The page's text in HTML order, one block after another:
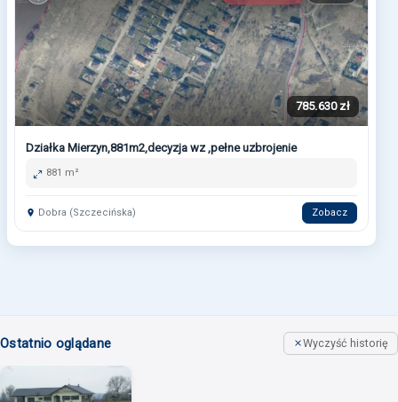
785.630 zł
Działka Mierzyn,881m2,decyzja wz ,pełne uzbrojenie
881 m²
Dobra (Szczecińska) Zobacz
Ostatnio oglądane Wyczyść historię